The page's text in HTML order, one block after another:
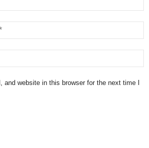
and website in this browser for the next time I